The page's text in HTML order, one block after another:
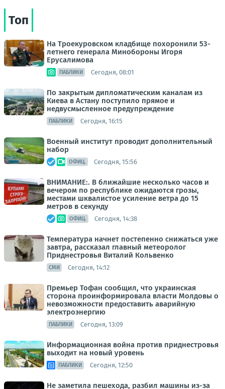
Топ
На Троекуровском кладбище похоронили 53-
летнего генерала Минобороны Игоря
Ерусалимова
ПАБЛИКИ Сегодня, 08:01
По закрытым дипломатическим каналам из
Киева в Астану поступило прямое и
недвусмысленное предупреждение
ПАБЛИКИ Сегодня, 16:15
Военный институт проводит дополнительный
набор
ОФИЦ. Сегодня, 15:56
ВНИМАНИЕ:. В ближайшие несколько часов и
вечером по республике ожидаются грозы,
местами шквалистое усиление ветра до 15
метров в секунду
ОФИЦ. Сегодня, 14:38
Температура начнет постепенно снижаться уже
завтра, рассказал главный метеоролог
Приднестровья Виталий Кольвенко
СМИ Сегодня, 14:12
Премьер Тофан сообщил, что украинская
сторона проинформировала власти Молдовы о
невозможности предоставить аварийную
электроэнергию
ПАБЛИКИ Сегодня, 13:09
Информационная война против приднестровья
выходит на новый уровень
ПАБЛИКИ Сегодня, 12:50
Не заметила пешехода, разбил машины из-за